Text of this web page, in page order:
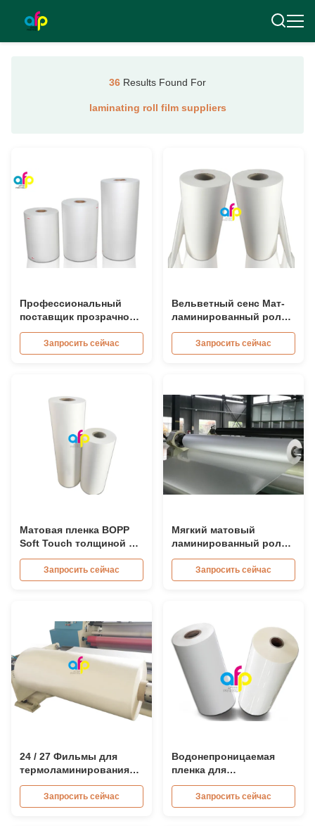
36 Results Found For
laminating roll film suppliers
Профессиональный
поставщик прозрачной
тепловой
ламинирующей пленки с
10-летним опытом
Запросить сейчас
Вельветный сенс Мат-
ламинированный ролик
толщина 26микрон
28микрон 32микрон
Запросить сейчас
Матовая пленка BOPP
Soft Touch толщиной 30-
42 мкм, рулон для
матовой ламинации
Запросить сейчас
Мягкий матовый
ламинированный ролик
350мм*3000м
445мм*3000м
Многократная экструзия
Запросить сейчас
24 / 27 Фильмы для
термоламинирования
микрофонов
Запросить сейчас
Водонепроницаемая
пленка для
термоламинирования
15микрон 18микрон
20микрон 23микрон
Запросить сейчас